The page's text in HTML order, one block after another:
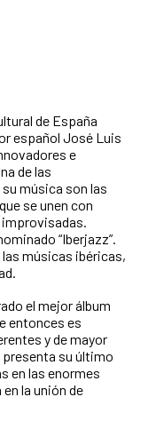
de España
español José Luis
e
de las
música son las
se unen con
improvisadas.
“Iberjazz”.
músicas ibéricas,
el mejor álbum
entonces es
y de mayor
presenta su último
en las enormes
la unión de